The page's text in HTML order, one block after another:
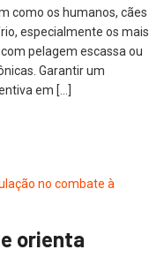
como os humanos, cães
especialmente os mais
pelagem escassa ou
Garantir um
em […]
orienta